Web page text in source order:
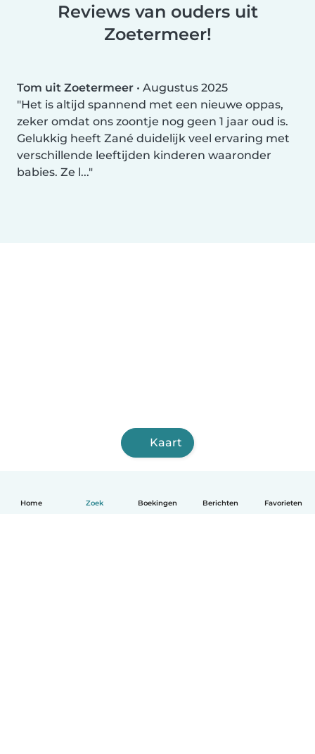
Home Zoek Boekingen Berichten Favorieten
Reviews van ouders uit
Zoetermeer!
Tom uit Zoetermeer • Augustus 2025
Het is altijd spannend met een nieuwe oppas,
zeker omdat ons zoontje nog geen 1 jaar oud is.
Gelukkig heeft Zané duidelijk veel ervaring met
verschillende leeftijden kinderen waaronder
babies. Ze l...
Kaart